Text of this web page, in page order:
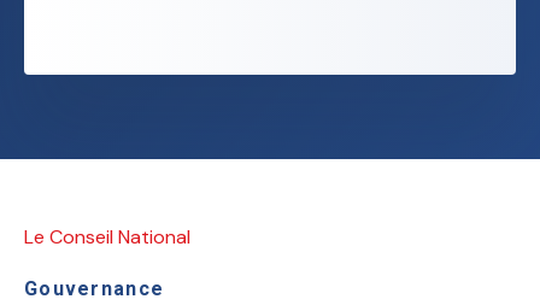
Le Conseil National
Gouvernance